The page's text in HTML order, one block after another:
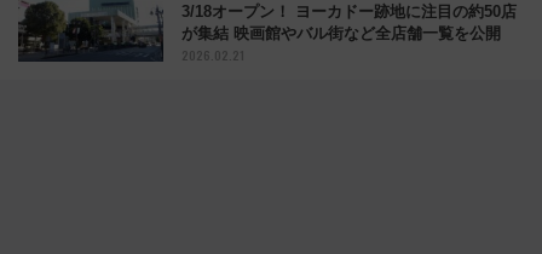
3/18オープン！ ヨーカドー跡地に注目の約50店
が集結 映画館やバル街など全店舗一覧を公開
2026.02.21